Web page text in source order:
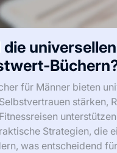
für Männer bieten
stärken,
Strategien, die
was entscheidend